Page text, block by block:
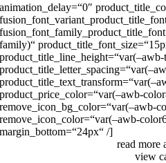
animation_delay=“0″
family)“
product_price_color=“var(–awb-
remove_icon_bg_color=“var(–awb-
remove_icon_color=“var(–awb-
margin_bottom=“24px“ /]
read more
view